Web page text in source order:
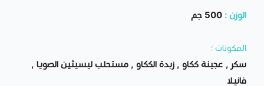
الوزن : 500 جم
المكونات ؛
سكر , عجينة ككاو , زبدة الككاو , مستحلب ليسيثين الصويا ,
فانيلا